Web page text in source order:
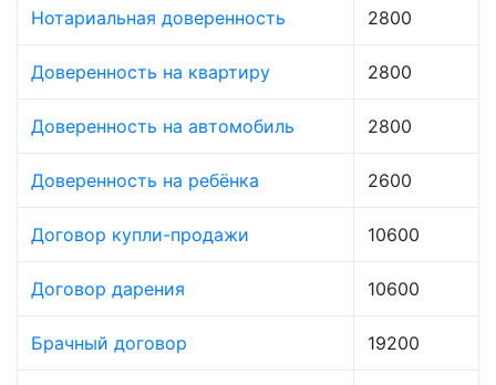
Нотариальная доверенность 2800
Доверенность на квартиру 2800
Доверенность на автомобиль 2800
Доверенность на ребёнка 2600
Договор купли-продажи 10600
Договор дарения 10600
Брачный договор 19200